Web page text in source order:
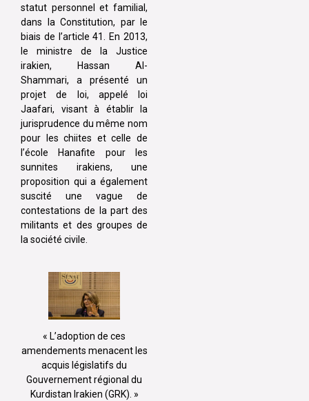
statut personnel et familial,
dans la Constitution, par le
biais de l’article 41. En 2013,
le ministre de la Justice
irakien, Hassan Al-
Shammari, a présenté un
projet de loi, appelé loi
Jaafari, visant à établir la
jurisprudence du même nom
pour les chiites et celle de
l’école Hanafite pour les
sunnites irakiens, une
proposition qui a également
suscité une vague de
contestations de la part des
militants et des groupes de
la société civile.
« L’adoption de ces
amendements menacent les
acquis législatifs du
Gouvernement régional du
Kurdistan Irakien (GRK). »